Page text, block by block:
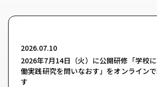
2026.07.10
2026年7月14日（火）に公開研修「学校
働実践研究を問いなおす」をオンライン
す